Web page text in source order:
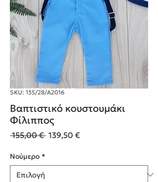
SKU: 135/28/Α2016
Βαπτιστικό κουστουμάκι
Φίλιππος
155,00 € Κανονική
139,50 €Τιμή
Nούμερο *